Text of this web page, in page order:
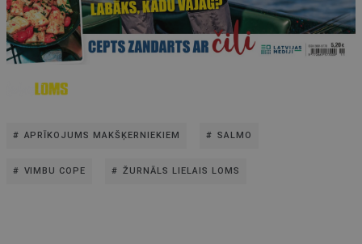
APRĪKOJUMS MAKŠĶERNIEKIEM SALMO
VIMBU COPE ŽURNĀLS LIELAIS LOMS